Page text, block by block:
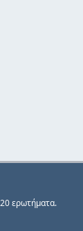
ερωτήματα.